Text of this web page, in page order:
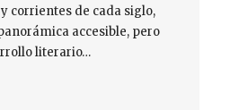
corrientes de cada siglo,
accesible, pero
literario…